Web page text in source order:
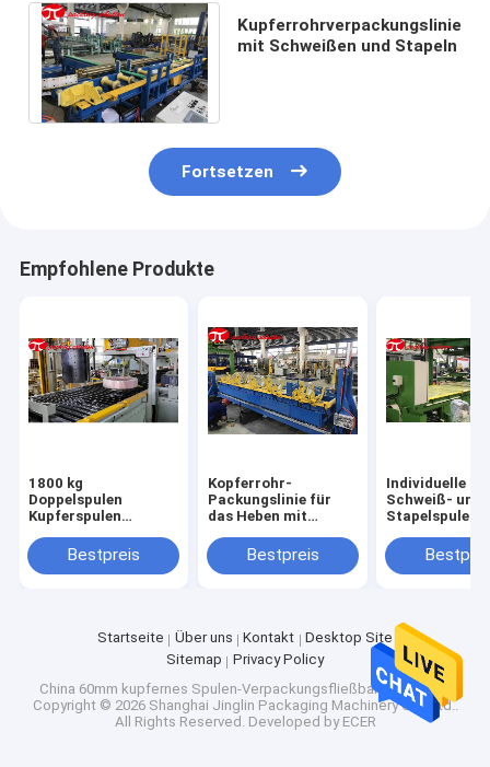
Kupferrohrverpackungslinie
mit Schweißen und Stapeln
Fortsetzen
Empfohlene Produkte
1800 kg
Doppelspulen
Kupferspulen
fortgeschrittenem
PLC-System
Bestpreis
Kopferrohr-
Packungslinie für
das Heben mit
Bestpreis
Individuelle
Schweiß- und
Stapelspulen-
Startseite Über uns Kontakt
Desktop Site
Sitemap
Privacy Policy
China 60mm kupfernes Spulen-Verpackungsfließband Supplier.
Copyright © 2026 Shanghai Jinglin Packaging Machinery Co., Ltd..
All Rights Reserved. Developed by ECER